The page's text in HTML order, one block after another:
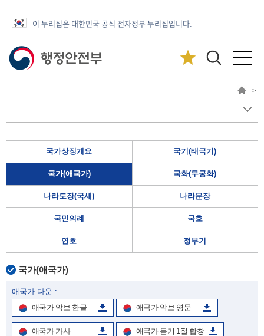
이 누리집은 대한민국 공식 전자정부 누리집입니다.
>
국가상징개요 국기(태극기)
국가(애국가) 국화(무궁화)
나라도장(국새) 나라문장
국민의례 국호
연호 정부기
국가(애국가)
애국가 다운 :
애국가 악보 한글
애국가 악보 영문
애국가 가사 애국가 듣기 1절 합창